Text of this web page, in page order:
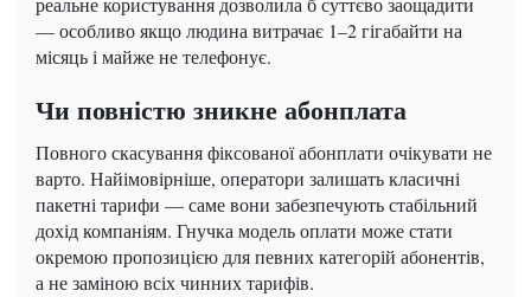
— особливо якщо людина витрачає 1–2 гігабайти на
місяць і майже не телефонує.
Чи повністю зникне абонплата
Повного скасування фіксованої абонплати очікувати не
варто. Найімовірніше, оператори залишать класичні
пакетні тарифи — саме вони забезпечують стабільний
дохід компаніям. Гнучка модель оплати може стати
окремою пропозицією для певних категорій абонентів,
а не заміною всіх чинних тарифів.